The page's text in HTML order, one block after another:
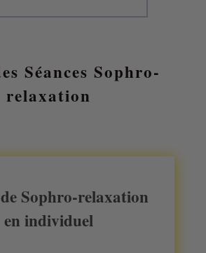
Séances Sophro-
relaxation
de Sophro-relaxation
en individuel